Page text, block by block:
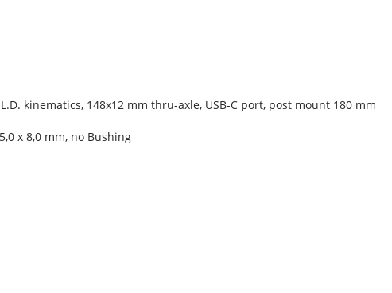
kinematics, 148x12 mm thru-axle, USB-C port, post mount 180 mm
x 8,0 mm, no Bushing